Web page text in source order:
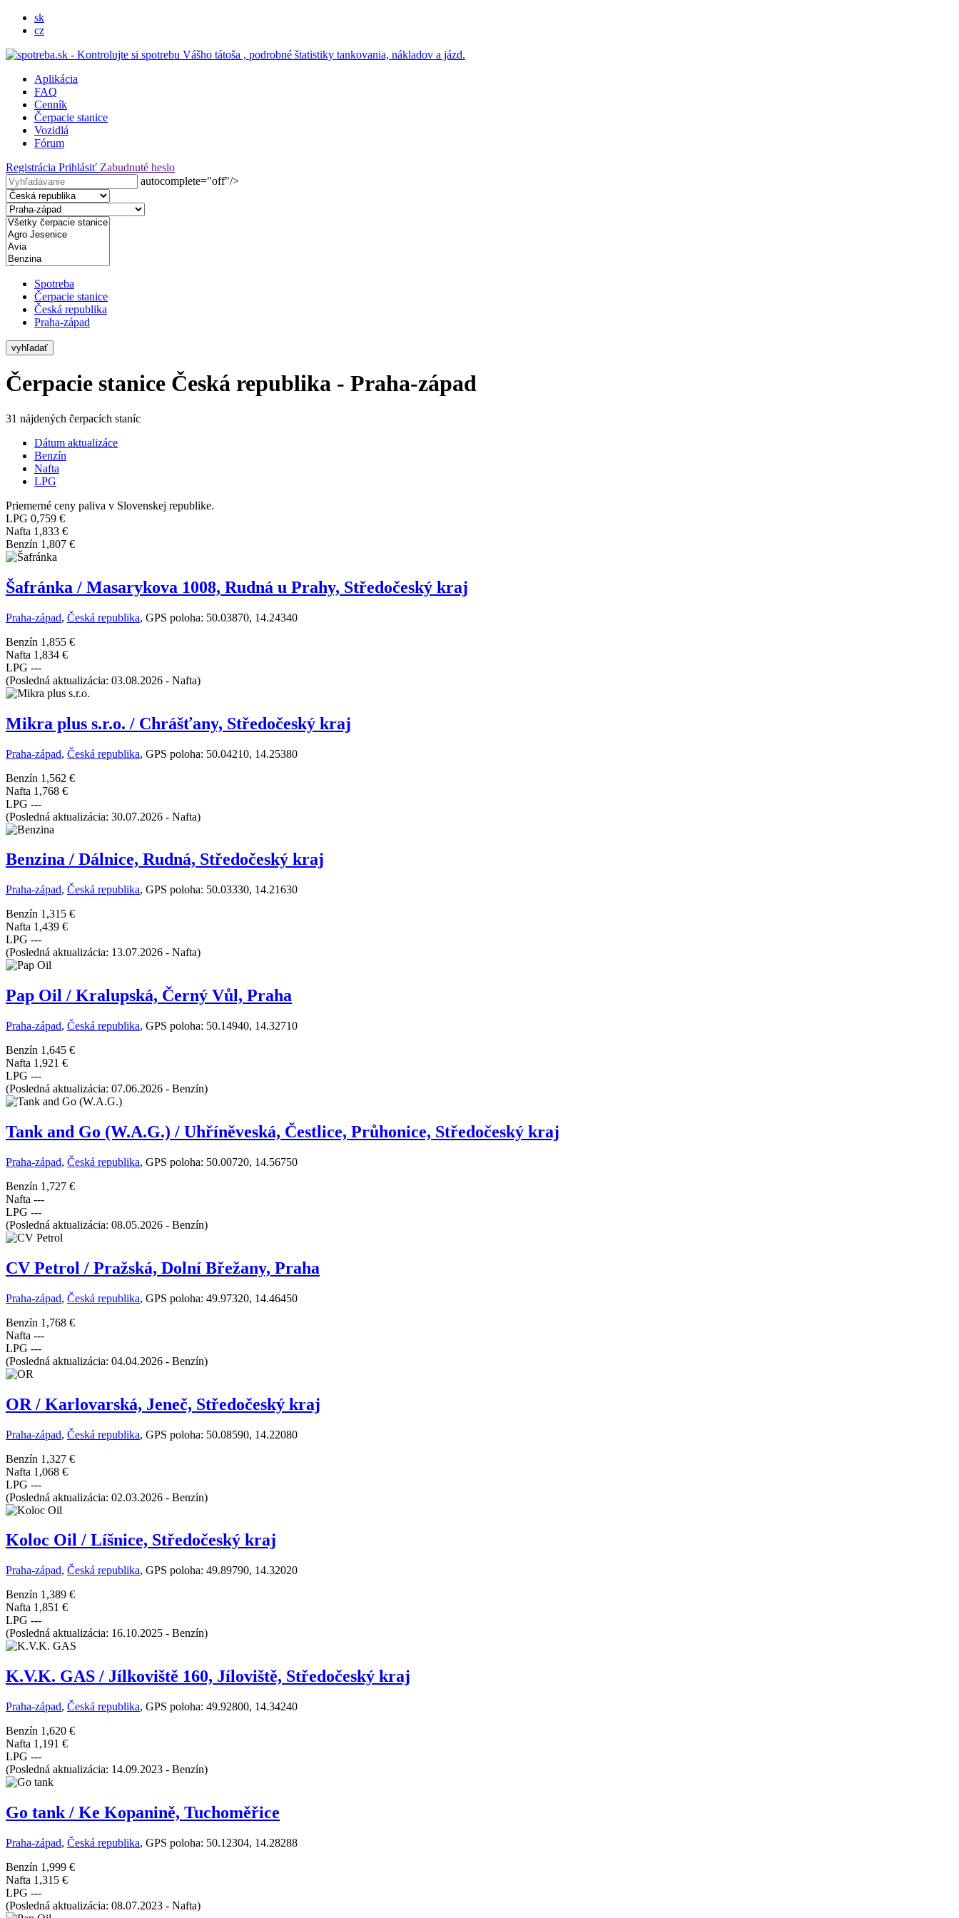
sk
cz
Aplikácia
FAQ
Cenník
Čerpacie stanice
Vozidlá
Fórum
Registrácia Prihlásiť Zabudnuté heslo
autocomplete="off"/>
Spotreba
Čerpacie stanice
Česká republika
Praha-západ
vyhľadať
Čerpacie stanice Česká republika - Praha-západ
31 nájdených čerpacích staníc
Dátum aktualizáce
Benzín
Nafta
LPG
Priemerné ceny paliva v Slovenskej republike.
LPG 0,759 €
Nafta 1,833 €
Benzín 1,807 €
Šafránka / Masarykova 1008, Rudná u Prahy, Středočeský kraj
Praha-západ, Česká republika, GPS poloha: 50.03870, 14.24340
Benzín 1,855 €
Nafta 1,834 €
LPG ---
(Posledná aktualizácia: 03.08.2026 - Nafta)
Mikra plus s.r.o. / Chrášťany, Středočeský kraj
Praha-západ, Česká republika, GPS poloha: 50.04210, 14.25380
Benzín 1,562 €
Nafta 1,768 €
LPG ---
(Posledná aktualizácia: 30.07.2026 - Nafta)
Benzina / Dálnice, Rudná, Středočeský kraj
Praha-západ, Česká republika, GPS poloha: 50.03330, 14.21630
Benzín 1,315 €
Nafta 1,439 €
LPG ---
(Posledná aktualizácia: 13.07.2026 - Nafta)
Pap Oil / Kralupská, Černý Vůl, Praha
Praha-západ, Česká republika, GPS poloha: 50.14940, 14.32710
Benzín 1,645 €
Nafta 1,921 €
LPG ---
(Posledná aktualizácia: 07.06.2026 - Benzín)
Tank and Go (W.A.G.) / Uhříněveská, Čestlice, Průhonice, Středočeský kraj
Praha-západ, Česká republika, GPS poloha: 50.00720, 14.56750
Benzín 1,727 €
Nafta ---
LPG ---
(Posledná aktualizácia: 08.05.2026 - Benzín)
CV Petrol / Pražská, Dolní Břežany, Praha
Praha-západ, Česká republika, GPS poloha: 49.97320, 14.46450
Benzín 1,768 €
Nafta ---
LPG ---
(Posledná aktualizácia: 04.04.2026 - Benzín)
OR / Karlovarská, Jeneč, Středočeský kraj
Praha-západ, Česká republika, GPS poloha: 50.08590, 14.22080
Benzín 1,327 €
Nafta 1,068 €
LPG ---
(Posledná aktualizácia: 02.03.2026 - Benzín)
Koloc Oil / Líšnice, Středočeský kraj
Praha-západ, Česká republika, GPS poloha: 49.89790, 14.32020
Benzín 1,389 €
Nafta 1,851 €
LPG ---
(Posledná aktualizácia: 16.10.2025 - Benzín)
K.V.K. GAS / Jílkoviště 160, Jíloviště, Středočeský kraj
Praha-západ, Česká republika, GPS poloha: 49.92800, 14.34240
Benzín 1,620 €
Nafta 1,191 €
LPG ---
(Posledná aktualizácia: 14.09.2023 - Benzín)
Go tank / Ke Kopanině, Tuchoměřice
Praha-západ, Česká republika, GPS poloha: 50.12304, 14.28288
Benzín 1,999 €
Nafta 1,315 €
LPG ---
(Posledná aktualizácia: 08.07.2023 - Nafta)